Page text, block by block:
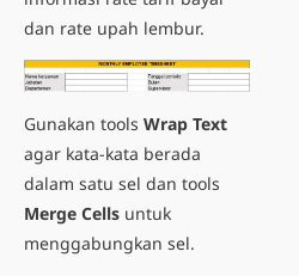
dan rate upah lembur.
Gunakan tools Wrap Text
agar kata-kata berada
dalam satu sel dan tools
Merge Cells untuk
menggabungkan sel.